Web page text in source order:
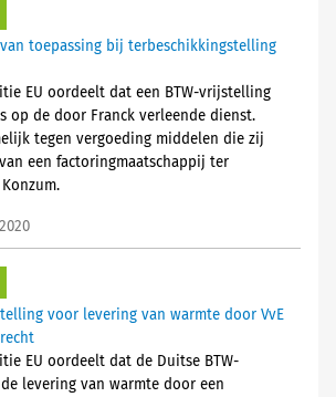
toepassing bij terbeschikkingstelling
EU oordeelt dat een BTW-vrijstelling
op de door Franck verleende dienst.
tegen vergoeding middelen die zij
een factoringmaatschappij ter
voor levering van warmte door VvE
EU oordeelt dat de Duitse BTW-
levering van warmte door een